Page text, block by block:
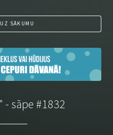
SĀKUMU
- sāpe #1832